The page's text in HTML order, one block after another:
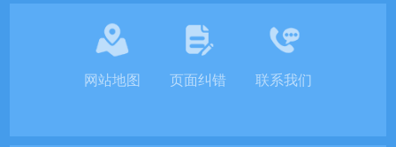
网站地图 页面纠错 联系我们